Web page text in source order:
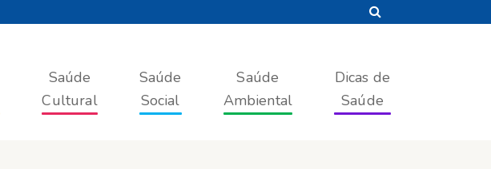
Saúde
Cultural
Saúde
Social
Saúde
Ambiental
Dicas de
Saúde